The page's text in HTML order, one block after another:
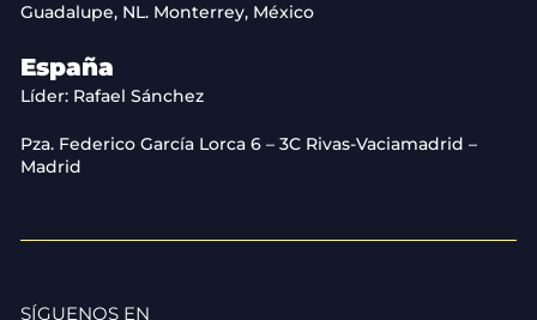
Guadalupe, NL. Monterrey, México
España
Líder: Rafael Sánchez
Pza. Federico García Lorca 6 – 3C Rivas-Vaciamadrid –
Madrid
SÍGUENOS EN